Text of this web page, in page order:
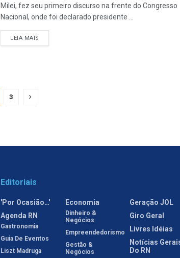
Milei, fez seu primeiro discurso na frente do Congresso
Nacional, onde foi declarado presidente ...
LEIA MAIS
3
Editoriais
'Por Ocasião…'
Agenda RN
Gastronomia
Guia De Eventos
Liszt Madruga
Economia
Dinheiro &
Negócios
Empreendedorismo
Gestão &
Negócios
Geração JOL
Giro Geral
Livres Idéias
Notícias
Do RN